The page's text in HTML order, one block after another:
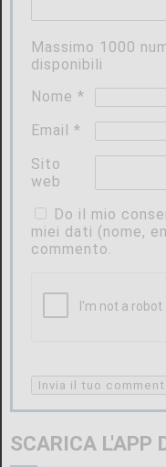
Massimo 1000
disponibili
Nome*
Email*
Sito
web
Do il mio
miei dati (nome,
commento.
SCARICA L'APP